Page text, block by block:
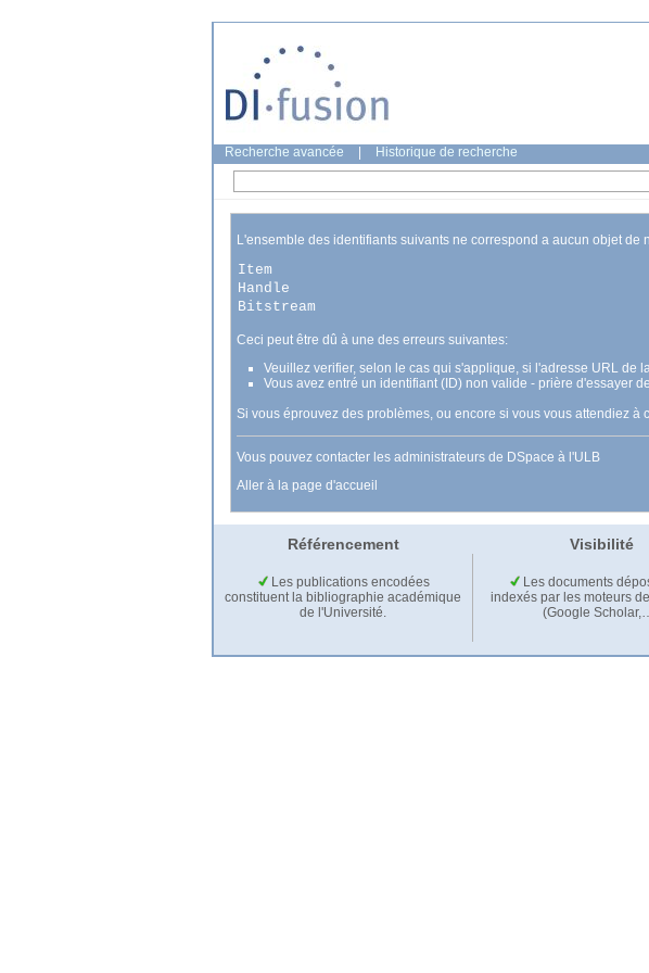
Recherche avancée Historique de recherche
L'ensemble des identifiants suivants ne correspond a aucun objet de
Item
Handle
Bitstream
Ceci peut être dû à une des erreurs suivantes:
Veuillez verifier, selon le cas qui s'applique, si l'adresse URL de
Vous avez entré un identifiant (ID) non valide - prière d'essayer
Si vous éprouvez des problèmes, ou encore si vous vous attendiez
Vous pouvez contacter les administrateurs de DSpace à l'ULB
Aller à la page d'accueil
Référencement Visibilité
Les publications encodées
constituent la bibliographie académique
de l'Université.
Les documents
indexés par les moteurs
(Google